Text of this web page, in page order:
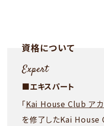
資格について
■エキスパート
「Kai House Club アカ
を修了したKai House